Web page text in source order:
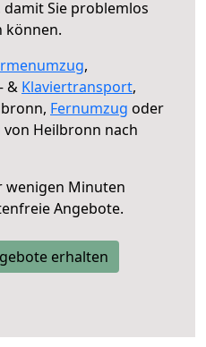
damit Sie problemlos
können.
,
& Klaviertransport,
Fernumzug oder
von Heilbronn nach
wenigen Minuten
Angebote.
erhalten